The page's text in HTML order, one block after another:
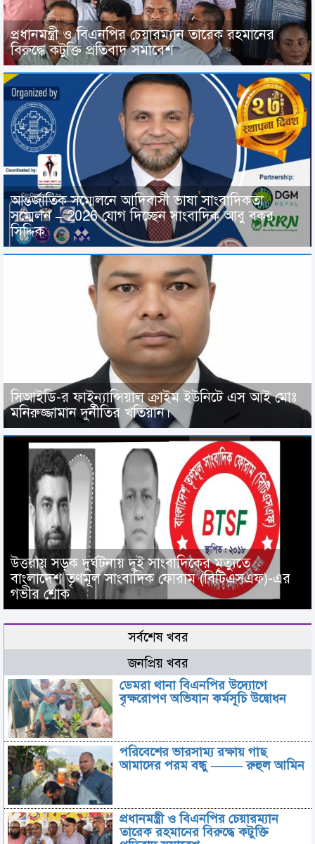
প্রধানমন্ত্রী ও বিএনপির চেয়ারম্যান তারেক রহমানের
বিরুদ্ধে কটুক্তি প্রতিবাদ সমাবেশ
আন্তর্জাতিক সম্মেলনে আদিবাসী ভাষা সাংবাদিকতা
সম্মেলন – 2026 যোগ দিচ্ছেন সাংবাদিক আবু বকর
সিদ্দিক
সিআইডি-র ফাইন্যান্সিয়াল ক্রাইম ইউনিটে এস আই মোঃ
মনিরুজ্জামান দুর্নীতির খতিয়ান।
উত্তরায় সড়ক দুর্ঘটনায় দুই সাংবাদিকের মৃত্যুতে
বাংলাদেশ তৃণমূল সাংবাদিক ফোরাম (বিটিএসএফ)-এর
গভীর শোক
সর্বশেষ খবর
জনপ্রিয় খবর
ডেমরা থানা বিএনপির উদ্যোগে
বৃক্ষরোপণ অভিযান কর্মসূচি উদ্বোধন
পরিবেশের ভারসাম্য রক্ষায় গাছ
আমাদের পরম বন্ধু ——– রুহুল আমিন
প্রধানমন্ত্রী ও বিএনপির চেয়ারম্যান
তারেক রহমানের বিরুদ্ধে কটুক্তি